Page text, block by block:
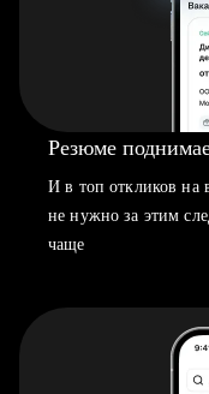
Резюме
И в топ откликов на
не нужно за этим
чаще